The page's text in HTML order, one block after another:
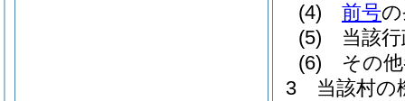
(4)
前号
(5)
当該
(6)
その
3
当該村の